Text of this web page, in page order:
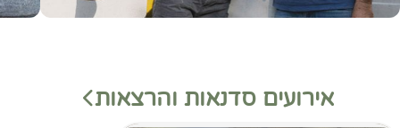
אירועים סדנאות והרצאות